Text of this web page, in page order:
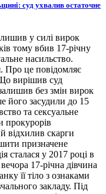
суд ухвалив остаточне
у силі вирок
тому вбив 17-річну
насильство.
Про це повідомляє
вирішив суд
без змін вирок
його засудили до 15
та сексуальне
прокурорів
відхилив скарги
призначене
сталася у 2017 році в
17-річна дівчина
її тіло з ознаками
закладу. Під